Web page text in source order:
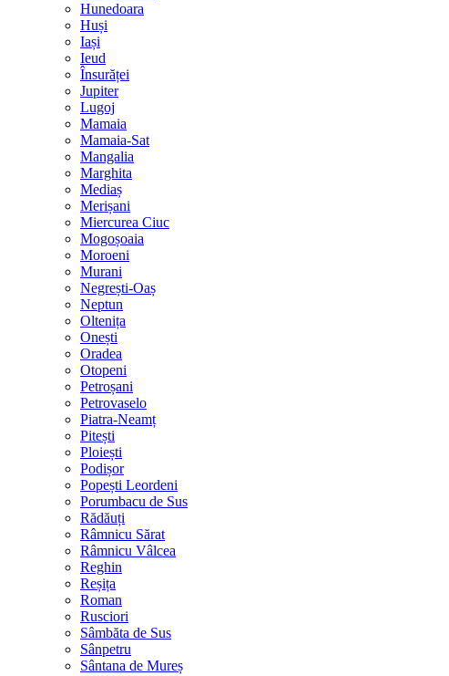
Hunedoara
Huși
Iași
Ieud
Însurăței
Jupiter
Lugoj
Mamaia
Mamaia-Sat
Mangalia
Marghita
Mediaș
Merișani
Miercurea Ciuc
Mogoșoaia
Moroeni
Murani
Negrești-Oaș
Neptun
Oltenița
Onești
Oradea
Otopeni
Petroșani
Petrovaselo
Piatra-Neamț
Pitești
Ploiești
Podișor
Popești Leordeni
Porumbacu de Sus
Rădăuți
Râmnicu Sărat
Râmnicu Vâlcea
Reghin
Reșița
Roman
Rusciori
Sâmbăta de Sus
Sânpetru
Sântana de Mureș